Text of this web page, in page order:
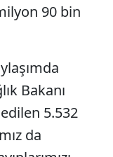
90 bin
Bakanı
5.532
da